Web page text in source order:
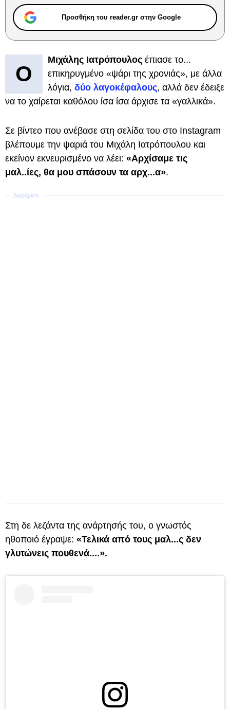
Προσθήκη του reader.gr στην Google
Ο
Μιχάλης Ιατρόπουλος έπιασε το...
επικηρυγμένο «ψάρι της χρονιάς», με άλλα
λόγια, δύο λαγοκέφαλους, αλλά δεν έδειξε
να το χαίρεται καθόλου ίσα ίσα άρχισε τα «γαλλικά».
Σε βίντεο που ανέβασε στη σελίδα του στο Instagram
βλέπουμε την ψαριά του Μιχάλη Ιατρόπουλου και
εκείνον εκνευρισμένο να λέει: «Αρχίσαμε τις
μαλ..ίες, θα μου σπάσουν τα αρχ...α».
Στη δε λεζάντα της ανάρτησής του, ο γνωστός
ηθοποιό έγραψε: «Τελικά από τους μαλ...ς δεν
γλυτώνεις πουθενά....».